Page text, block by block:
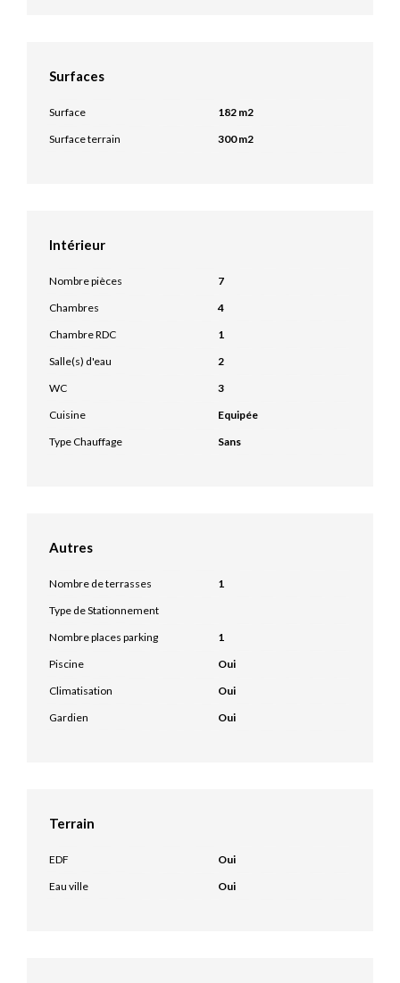
Surfaces
Surface
182 m2
Surface terrain
300 m2
Intérieur
Nombre pièces
7
Chambres
4
Chambre RDC
1
Salle(s) d'eau
2
WC
3
Cuisine
Equipée
Type Chauffage
Sans
Autres
Nombre de terrasses
1
Type de Stationnement
Nombre places parking
1
Piscine
Oui
Climatisation
Oui
Gardien
Oui
Terrain
EDF
Oui
Eau ville
Oui